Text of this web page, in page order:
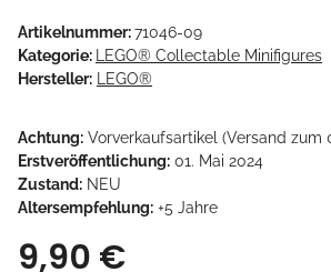
Artikelnummer:71046-09
Kategorie: LEGO® Collectable Minifigures
Hersteller: LEGO®
Achtung: Vorverkaufsartikel (Versand zum
Erstveröffentlichung: 01. Mai 2024
Zustand: NEU
Altersempfehlung: +5 Jahre
9,90 €